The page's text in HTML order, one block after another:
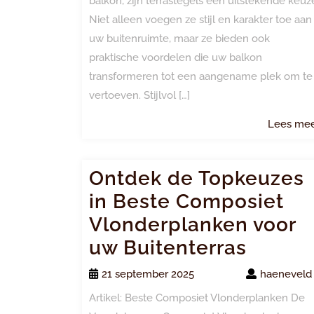
Niet alleen voegen ze stijl en karakter toe aan
uw buitenruimte, maar ze bieden ook
praktische voordelen die uw balkon
transformeren tot een aangename plek om te
vertoeven. Stijlvol […]
Lees
Ontdek de Topkeuzes
in Beste Composiet
Vlonderplanken voor
uw Buitenterras
21 september 2025
haeneveld
Artikel: Beste Composiet Vlonderplanken De